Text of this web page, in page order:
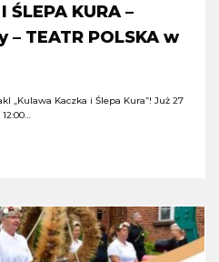
ŚLEPA KURA –
TEATR POLSKA w
„Kulawa Kaczka i Ślepa Kura”! Już 27